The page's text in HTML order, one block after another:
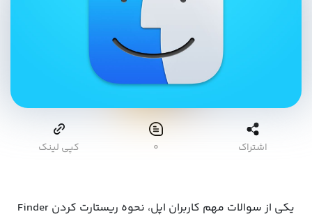
اشتراک ۰ کپی لینک
یکی از سوالات مهم کاربران اپل، نحوه ریستارت کردن Finder